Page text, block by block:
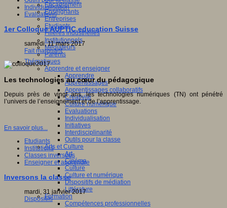
Encadrement
Enseignants
Entreprises
Etudiants
Filières industrielles
Institutionnels
Médiateurs
Parents
Thématiques
Apprendre et enseigner
Apprendre
Apprentissages
Apprentissages collaboratifs
Créativité
Culture numérique
Evaluations
Individualisation
Initiatives
Interdisciplinarité
Outils pour la classe
Arts et Culture
Art
Cinéma
Culture
Culture et numérique
Dispositifs de médiation
Littérature
Formation
Compétences professionnelles
Individualisation
Evaluations
1er Colloque AUPTIC.education Suisse
samedi, 11 mars 2017
Fait marquant
Les technologies au cœur du pédagogique
Depuis près de vingt ans, les technologies numériques (TN) ont pénétré
l’univers de l’enseignement et de l’apprentissage.
En savoir plus...
Etudiants
Institutions
Classes inversées
Enseigner et apprendre
Inversons la classe
mardi, 31 janvier 2017
Dispositifs